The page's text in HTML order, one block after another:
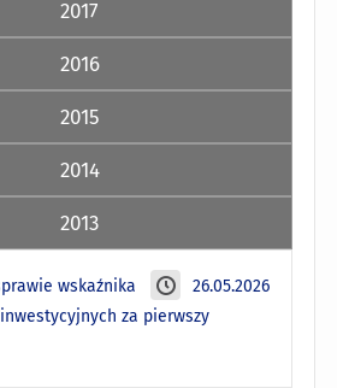
2017
2016
2015
2014
2013
26.05.2026
wskaźnika
za pierwszy